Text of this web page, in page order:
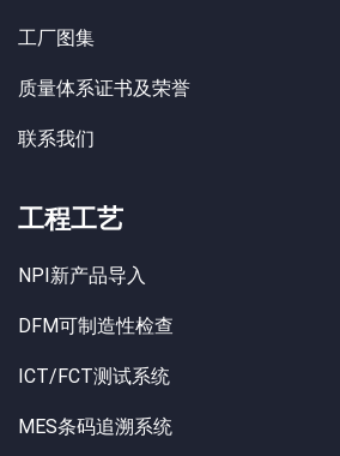
工厂图集
质量体系证书及荣誉
联系我们
工程工艺
NPI新产品导入
DFM可制造性检查
ICT/FCT测试系统
MES条码追溯系统